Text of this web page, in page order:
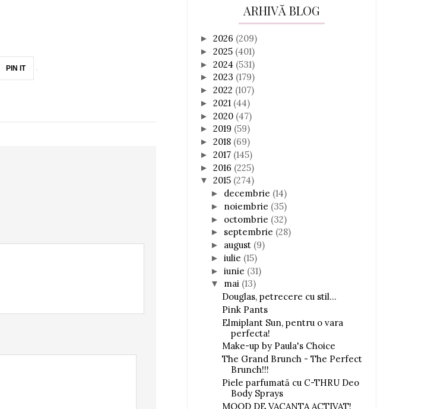
PIN IT
ARHIVĂ BLOG
► 2026 (209)
► 2025 (401)
► 2024 (531)
► 2023 (179)
► 2022 (107)
► 2021 (44)
► 2020 (47)
► 2019 (59)
► 2018 (69)
► 2017 (145)
► 2016 (225)
▼ 2015 (274)
► decembrie (14)
► noiembrie (35)
► octombrie (32)
► septembrie (28)
► august (9)
► iulie (15)
► iunie (31)
▼ mai (13)
Douglas, petrecere cu stil...
Pink Pants
Elmiplant Sun, pentru o vara
perfecta!
Make-up by Paula's Choice
The Grand Brunch - The Perfect
Brunch!!!
Piele parfumată cu C-THRU Deo
Body Sprays
MOOD DE VACANTA ACTIVAT!